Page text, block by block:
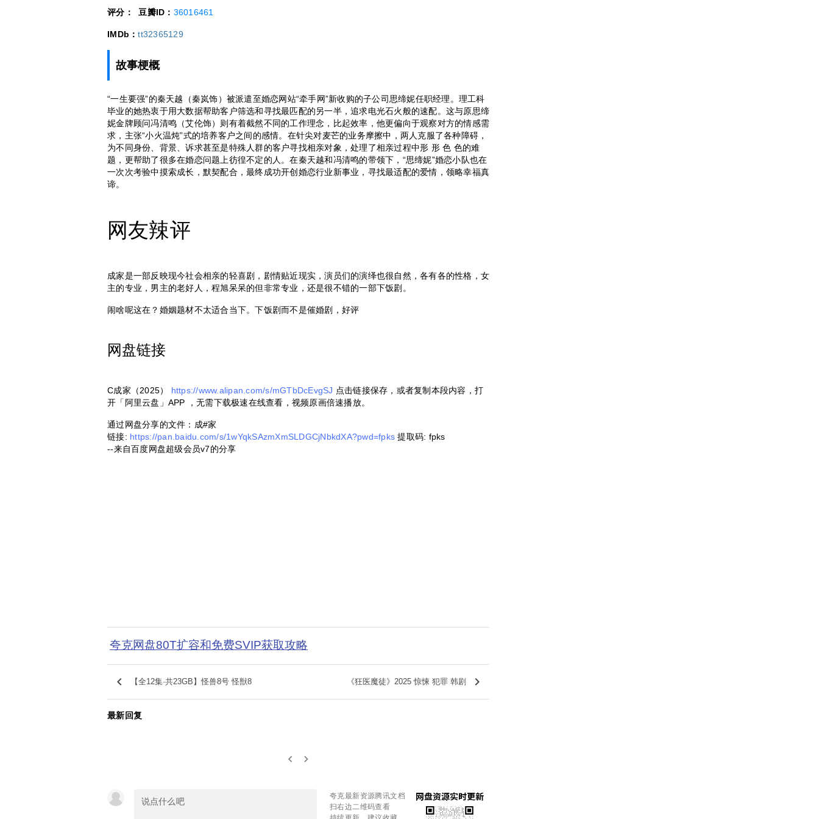
评分： 豆瓣ID： 36016461
IMDb：tt32365129
故事梗概
“一生要强”的秦天越（秦岚饰）被派遣至婚恋网站“牵手网”新收购的子公司思缔妮任职经理。理工科
毕业的她热衷于用大数据帮助客户筛选和寻找最匹配的另一半，追求电光石火般的速配。这与原思缔
妮金牌顾问冯清鸣（艾伦饰）则有着截然不同的工作理念，比起效率，他更偏向于观察对方的情感需
求，主张“小火温炖”式的培养客户之间的感情。在针尖对麦芒的业务摩擦中，两人克服了各种障碍，
为不同身份、背景、诉求甚至是特殊人群的客户寻找相亲对象，处理了相亲过程中形 形 色 色的难
题，更帮助了很多在婚恋问题上彷徨不定的人。在秦天越和冯清鸣的带领下，“思缔妮”婚恋小队也在
一次次考验中摸索成长，默契配合，最终成功开创婚恋行业新事业，寻找最适配的爱情，领略幸福真
谛。
网友辣评
成家是一部反映现今社会相亲的轻喜剧，剧情贴近现实，演员们的演绎也很自然，各有各的性格，女
主的专业，男主的老好人，程旭呆呆的但非常专业，还是很不错的一部下饭剧。
闹啥呢这在？婚姻题材不太适合当下。下饭剧而不是催婚剧，好评
网盘链接
C成家（2025） https://www.alipan.com/s/mGTbDcEvgSJ 点击链接保存，或者复制本段内容，打
开「阿里云盘」APP ，无需下载极速在线查看，视频原画倍速播放。
通过网盘分享的文件：成#家
链接: https://pan.baidu.com/s/1wYqkSAzmXmSLDGCjNbkdXA?pwd=fpks 提取码: fpks
--来自百度网盘超级会员v7的分享
夸克网盘80T扩容和免费SVIP获取攻略
keyboard_arrow_left 【全12集·共23GB】怪兽8号 怪獣8 《狂医魔徒》2025 惊悚 犯罪 韩剧 keyboard_arrow_right
最新回复
keyboard_arrow_left keyboard_arrow_right
夸克最新资源腾讯文档
扫右边二维码查看